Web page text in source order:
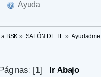
Ayuda
La BSK » SALÓN DE TE »
Páginas: [1] Ir Abajo